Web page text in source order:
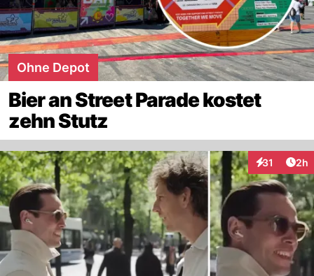
Ohne Depot
Bier an Street Parade kostet
zehn Stutz
31
Interaktionen
2h